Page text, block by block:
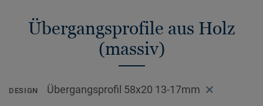
Übergangsprofile aus Holz
(massiv)
DESIGN Übergangsprofil 58x20 13-17mm